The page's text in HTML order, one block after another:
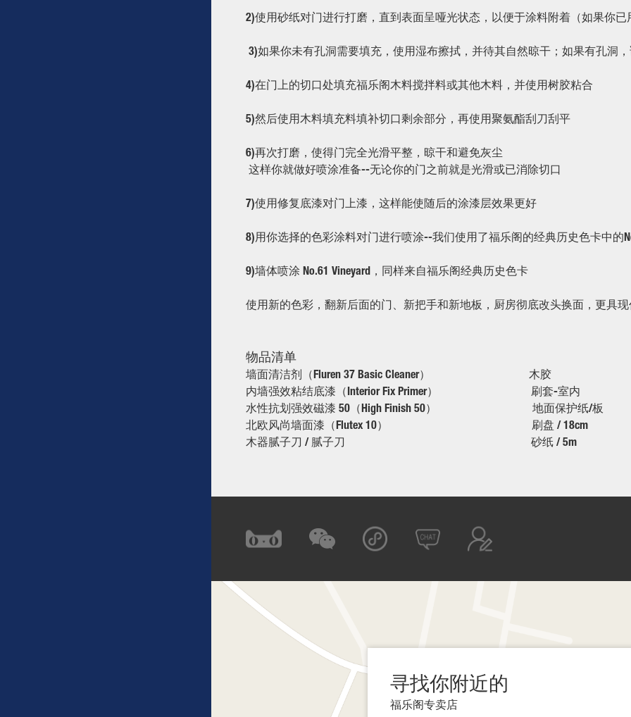
2)使用砂纸对门进行打磨，直到表面呈哑光状态，以便于涂料附着（如果你已
3)如果你未有孔洞需要填充，使用湿布擦拭，并待其自然晾干；如果有孔洞
4)在门上的切口处填充福乐阁木料搅拌料或其他木料，并使用树胶粘合
5)然后使用木料填充料填补切口剩余部分，再使用聚氨酯刮刀刮平
6)再次打磨，使得门完全光滑平整，晾干和避免灰尘
这样你就做好喷涂准备--无论你的门之前就是光滑或已消除切口
7)使用修复底漆对门上漆，这样能使随后的涂漆层效果更好
8)用你选择的色彩涂料对门进行喷涂--我们使用了福乐阁的经典历史色卡中的
9)墙体喷涂 No.61 Vineyard，同样来自福乐阁经典历史色卡
使用新的色彩，翻新后面的门、新把手和新地板，厨房彻底改头换面，更具现
物品清单
墙面清洁剂（Fluren 37 Basic Cleaner） 木胶
内墙强效粘结底漆（Interior Fix Primer） 刷套-室内
水性抗划强效磁漆 50（High Finish 50） 地面保护纸/板
北欧风尚墙面漆（Flutex 10） 刷盘 / 18cm
木器腻子刀 / 腻子刀 砂纸 / 5m
寻找你附近的
福乐阁专卖店